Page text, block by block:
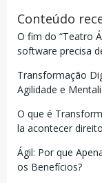
Conteúdo
O fim do “Teatro
software precisa
Transformação
Agilidade e
O que é
la acontecer direito
Ágil: Por que
os Benefícios?